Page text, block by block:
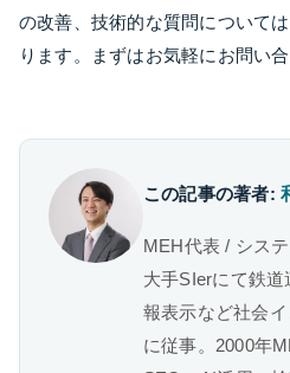
の改善、技術的な質問について
ります。まずはお気軽にお問い合
この記事の著者:
MEH代表 / シス
大手SIerにて鉄
報表示など社会
に従事。2000年